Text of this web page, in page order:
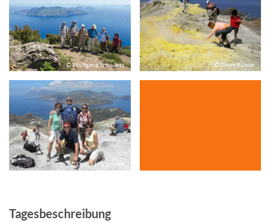
© Wolfgang Schwartz © Timm Küster
© Guido Korzonnek
Tagesbeschreibung